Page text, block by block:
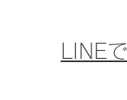
​LINE